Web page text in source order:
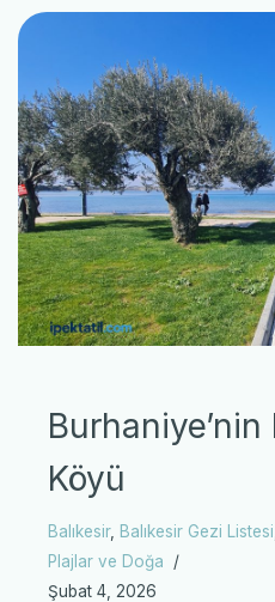
Burhaniye’nin
Köyü
Balıkesir, Balıkesir Gezi Listesi
Plajlar ve Doğa
Şubat 4, 2026